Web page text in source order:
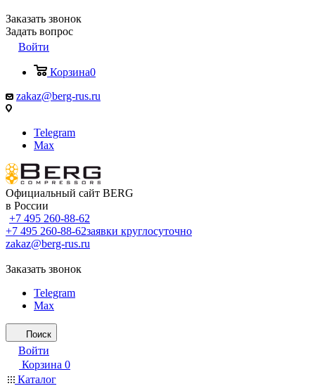
Заказать звонок
Задать вопрос
Войти
Корзина0
zakaz@berg-rus.ru
Telegram
Max
Официальный сайт BERG
в России
+7 495 260-88-62
+7 495 260-88-62заявки круглосуточно
zakaz@berg-rus.ru
Заказать звонок
Telegram
Max
Поиск
Войти
Корзина 0
Каталог